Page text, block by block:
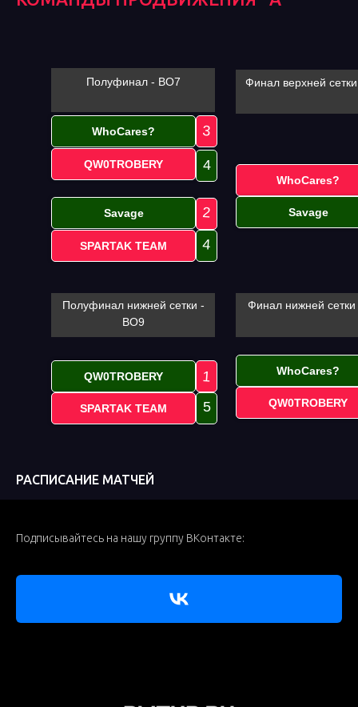
WhoCares?
QW0TROBERY
Savage
SPARTAK TEAM
Полуфинал - BO7 Финал верхней
Полуфинал нижней сетки -
BO9
Финал нижней сетки
3
4
2
4
WhoCares?
Savage
QW0TROBERY
SPARTAK TEAM
1
5
WhoCares?
QW0TROBERY
РАСПИСАНИЕ МАТЧЕЙ
Подписывайтесь на нашу группу ВКонтакте: